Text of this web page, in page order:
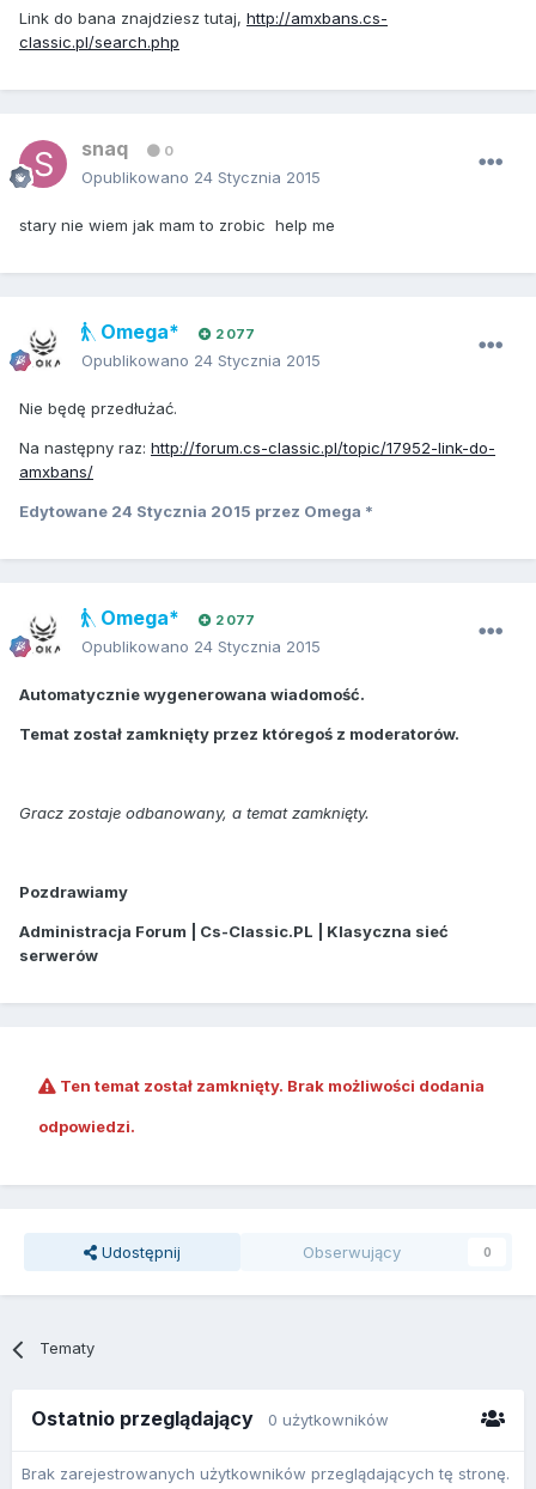
Link do bana znajdziesz tutaj, http://amxbans.cs-
classic.pl/search.php
snaq 0
Opublikowano 24 Stycznia 2015
stary nie wiem jak mam to zrobic help me
Omega* 2 077
Opublikowano 24 Stycznia 2015
Nie będę przedłużać.
Na następny raz: http://forum.cs-classic.pl/topic/17952-link-do-
amxbans/
Edytowane 24 Stycznia 2015 przez Omega *
Omega* 2 077
Opublikowano 24 Stycznia 2015
Automatycznie wygenerowana wiadomość.
Temat został zamknięty przez któregoś z moderatorów.
Gracz zostaje odbanowany, a temat zamknięty.
Pozdrawiamy
Administracja Forum | Cs-Classic.PL | Klasyczna sieć
serwerów
Ten temat został zamknięty. Brak możliwości dodania
odpowiedzi.
Udostępnij Obserwujący 0
Tematy
Ostatnio przeglądający 0 użytkowników
Brak zarejestrowanych użytkowników przeglądających tę stronę.